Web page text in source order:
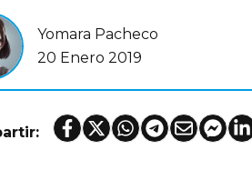
Yomara Pacheco
20 Enero 2019